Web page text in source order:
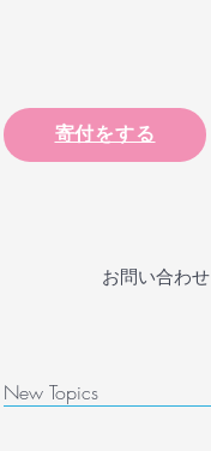
寄付をする
お問い合わせ
New Topics